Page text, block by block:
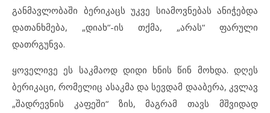
განმავლობაში ბერიკაცს უკვე სიამოვნებას ანიჭებდა
დათანხმება, „დიახ“-ის თქმა, „არას“ ფარული
დათრგუნვა.
ყოველივე ეს საკმაოდ დიდი ხნის წინ მოხდა. დღეს
ბერიკაცი, რომელიც ასაკმა და სევდამ დააბერა, კვლავ
„შადრევნის კაფეში“ ზის, მაგრამ თავს მშვიდად